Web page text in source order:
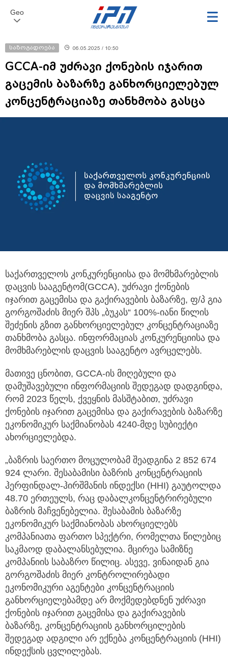
Geo
საზოგადოება 06.05.2025 / 10:50
GCCA-იმ უძრავი ქონების იჯარით
გაცემის ბაზარზე განხორციელებულ
კონცენტრაციაზე თანხმობა გასცა
საქართველოს კონკურენციისა და მომხმარებლის
დაცვის სააგენტომ(GCCA), უძრავი ქონების
იჯარით გაცემისა და გაქირავების ბაზარზე, ფ/პ გია
გორგოშაძის მიერ შპს „ბუკას“ 100%-იანი წილის
შეძენის გზით განხორციელებულ კონცენტრაციაზე
თანხმობა გასცა. ინფორმაციას კონკურენციისა და
მომხმარებლის დაცვის სააგენტო ავრცელებს.
მათივე ცნობით, GCCA-ის მიღებული და
დამუშავებული ინფორმაციის შედეგად დადგინდა,
რომ 2023 წელს, ქვეყნის მასშტაბით, უძრავი
ქონების იჯარით გაცემისა და გაქირავების ბაზარზე
ეკონომიკურ საქმიანობას 4240-მდე სუბიექტი
ახორციელებდა.
„ბაზრის საერთო მოცულობამ შეადგინა 2 852 674
924 ლარი. შესაბამისი ბაზრის კონცენტრაციის
ჰერფინდალ-ჰირშმანის ინდექსი (HHI) გაუტოლდა
48.70 ერთეულს, რაც დაბალკონცენტრირებული
ბაზრის მაჩვენებელია. შესაბამის ბაზარზე
ეკონომიკურ საქმიანობას ახორციელებს
კომპანიათა ფართო სპექტრი, რომელთა წილებიც
საკმაოდ დაბალანსებულია. მცირეა სამიზნე
კომპანიის საბაზრო წილიც. ასევე, ვინაიდან გია
გორგოშაძის მიერ კონტროლირებადი
ეკონომიკური აგენტები კონცენტრაციის
განხორციელებამდე არ მოქმედებდნენ უძრავი
ქონების იჯარით გაცემისა და გაქირავების
ბაზარზე, კონცენტრაციის განხორცილების
შედეგად ადგილი არ ექნება კონცენტრაციის (HHI)
ინდექსის ცვლილებას.